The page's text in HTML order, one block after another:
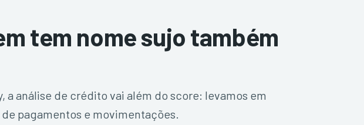
tem nome sujo também
análise de crédito vai além do score: levamos em
pagamentos e movimentações.